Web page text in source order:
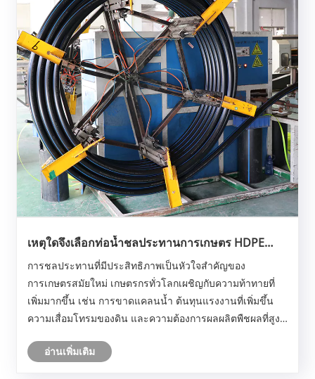
เหตุใดจึงเลือกท่อน้ำชลประทานการเกษตร HDPE
สำหรับการเกษตรสมัยใหม่
​การชลประทานที่มีประสิทธิภาพเป็นหัวใจสำคัญของ
การเกษตรสมัยใหม่ เกษตรกรทั่วโลกเผชิญกับความท้าทายที่
เพิ่มมากขึ้น เช่น การขาดแคลนน้ำ ต้นทุนแรงงานที่เพิ่มขึ้น
ความเสื่อมโทรมของดิน และความต้องการผลผลิตพืชผลที่สูง
รั่วไหล และค่าบำรุงรักษาสูง ซึ่งอาจส่งผลกระ......
อ่านเพิ่มเติม